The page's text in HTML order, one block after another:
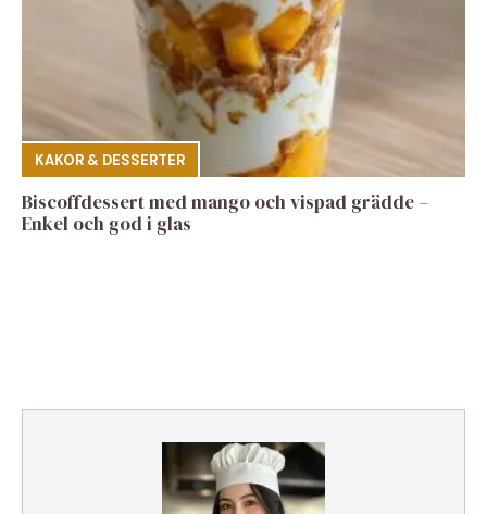
KAKOR & DESSERTER
Biscoffdessert med mango och vispad grädde –
Enkel och god i glas